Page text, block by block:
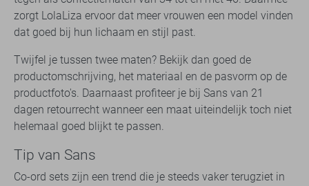
zorgt LolaLiza ervoor dat meer vrouwen een model vinden
dat goed bij hun lichaam en stijl past.
Twijfel je tussen twee maten? Bekijk dan goed de
productomschrijving, het materiaal en de pasvorm op de
productfoto's. Daarnaast profiteer je bij Sans van 21
dagen retourrecht wanneer een maat uiteindelijk toch niet
helemaal goed blijkt te passen.
Tip van Sans
Co-ord sets zijn een trend die je steeds vaker terugziet in